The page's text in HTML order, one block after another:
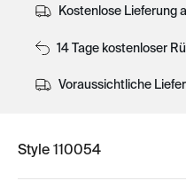
Kostenlose Lieferung
14 Tage kostenloser
Voraussichtliche
Style 110054